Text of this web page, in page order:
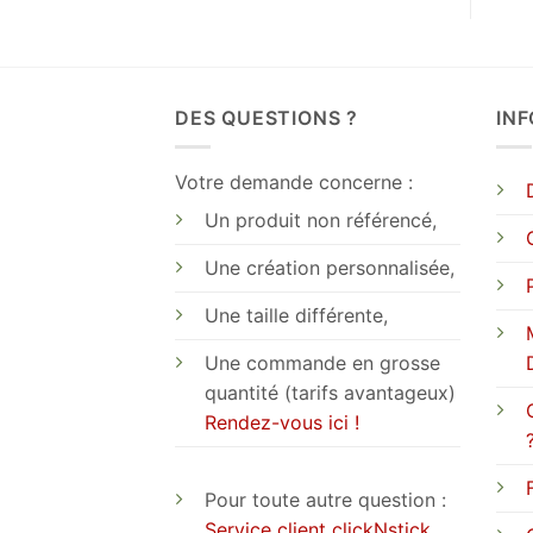
DES QUESTIONS ?
Votre demande concerne :
Un produit non référencé,
Une création personnalisée,
Une taille différente,
Une commande en grosse
quantité (tarifs avantageux)
Rendez-vous ici !
Pour toute autre question :